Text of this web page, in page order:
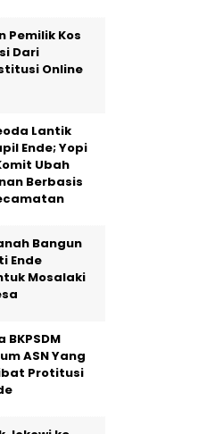
Pemilik Kos
Dari
Online
Lantik
Ende; Yopi
Ubah
Berbasis
Bangun
Ende
Mosalaki
ASN Yang
Protitusi